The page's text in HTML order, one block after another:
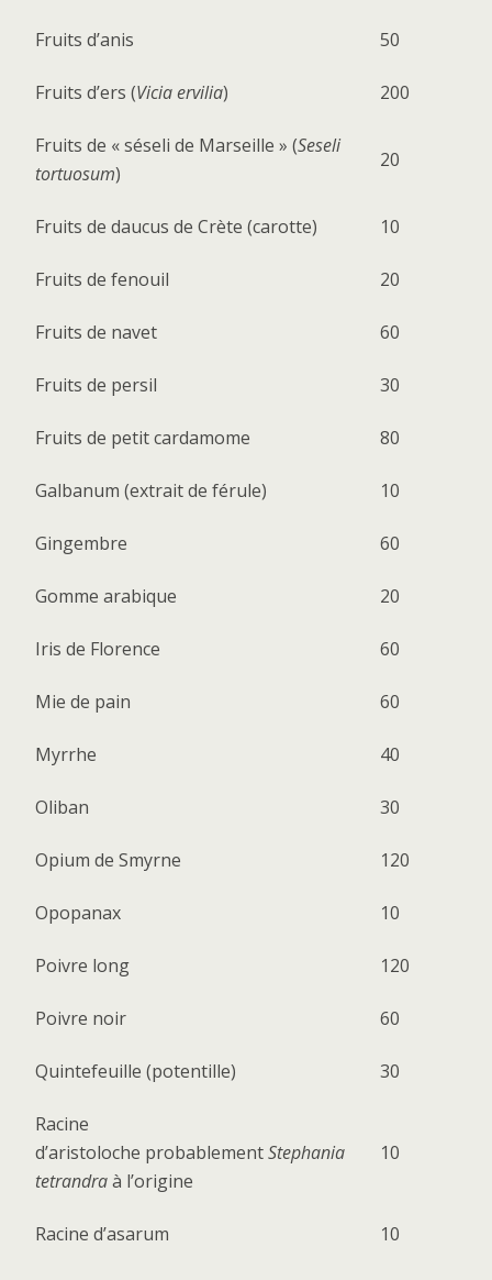
Fruits d’anis 50
Fruits d’ers (Vicia ervilia) 200
Fruits de « séseli de Marseille » (Seseli
tortuosum)
20
Fruits de daucus de Crète (carotte) 10
Fruits de fenouil 20
Fruits de navet 60
Fruits de persil 30
Fruits de petit cardamome 80
Galbanum (extrait de férule) 10
Gingembre 60
Gomme arabique 20
Iris de Florence 60
Mie de pain 60
Myrrhe 40
Oliban 30
Opium de Smyrne 120
Opopanax 10
Poivre long 120
Poivre noir 60
Quintefeuille (potentille) 30
Racine
d’aristoloche probablementStephania
tetrandraà l’origine
10
Racine d’asarum 10